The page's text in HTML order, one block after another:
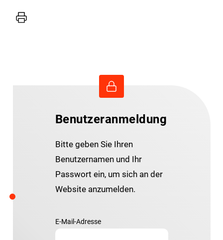
Drucker
Benutzeranmeldung
Bitte geben Sie Ihren
Benutzernamen und Ihr
Passwort ein, um sich an der
Website anzumelden.
E-Mail-Adresse